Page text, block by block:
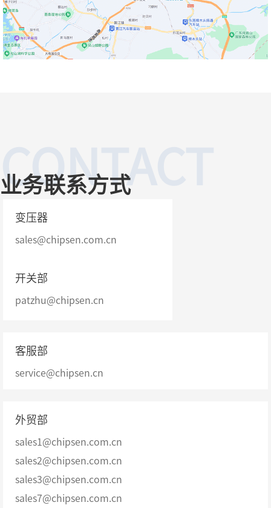
CONTACT
业务联系方式
变压器
sales@chipsen.com.cn
开关部
patzhu@chipsen.cn
客服部
service@chipsen.cn
外贸部
sales1@chipsen.com.cn
sales2@chipsen.com.cn
sales3@chipsen.com.cn
sales7@chipsen.com.cn